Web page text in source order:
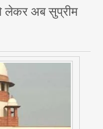
लेकर अब सुप्रीम